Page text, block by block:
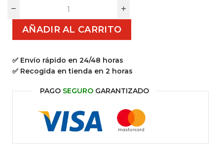
AÑADIR AL CARRITO
✅ Envío rápido en 24/48 horas
✅ Recogida en tienda en 2 horas
PAGO SEGURO GARANTIZADO